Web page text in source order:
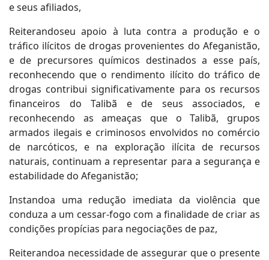
e seus afiliados,
Reiterandoseu apoio à luta contra a produção e o
tráfico ilícitos de drogas provenientes do Afeganistão,
e de precursores químicos destinados a esse país,
reconhecendo que o rendimento ilícito do tráfico de
drogas contribui significativamente para os recursos
financeiros do Talibã e de seus associados, e
reconhecendo as ameaças que o Talibã, grupos
armados ilegais e criminosos envolvidos no comércio
de narcóticos, e na exploração ilícita de recursos
naturais, continuam a representar para a segurança e
estabilidade do Afeganistão;
Instandoa uma redução imediata da violência que
conduza a um cessar-fogo com a finalidade de criar as
condições propícias para negociações de paz,
Reiterandoa necessidade de assegurar que o presente